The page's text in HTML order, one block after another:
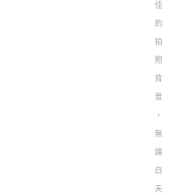
佳
的
拍
照
背
景
，
無
論
白
天